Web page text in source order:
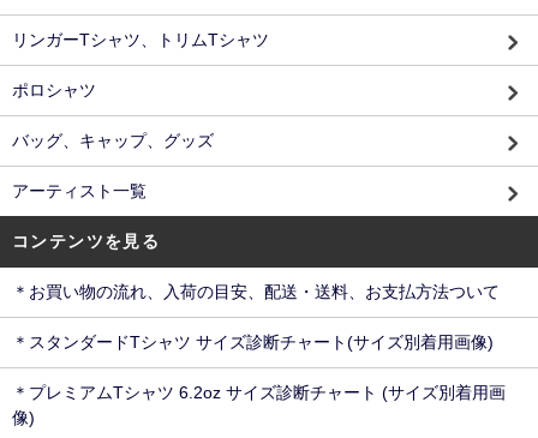
リンガーTシャツ、トリムTシャツ
ポロシャツ
バッグ、キャップ、グッズ
アーティスト一覧
コンテンツを見る
＊お買い物の流れ、入荷の目安、配送・送料、お支払方法ついて
＊スタンダードTシャツ サイズ診断チャート(サイズ別着用画像)
＊プレミアムTシャツ 6.2oz サイズ診断チャート (サイズ別着用画
像)